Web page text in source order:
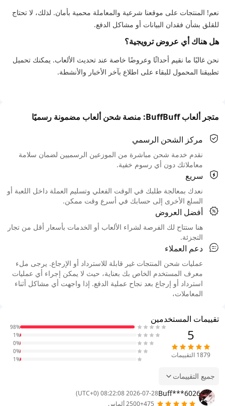
نعم! المنتجات على موقعنا شرعية والمعاملة محمية بأمان. لذلك، لا تحتاج
للقلق بشأن فقدان البيانات أو مشاكل الدفع.
هل هناك أي عروض ترويجية؟
نحن غالبًا ما نقيم أحداثًا وعروضًا خاصة عند تحديث الألعاب. يمكنك تحميل
تطبيقنا المحمول للبقاء على اطلاع بآخر الأخبار والأنشطة.
متجر ألعاب BuffBuff: منصة شحن ألعاب مضمونة رسميًا
مركز الشحن الرسمي
نقدم خدمة شحن مباشرة من الموزعين الرسميين لضمان سلامة
معاملاتك دون أي رسوم خفية.
سريع
نعدك بمعالجة طلبك في الوقت الفعلي وتسليم العملة داخل اللعبة أو
السلع الأخرى إلى حسابك في أسرع وقت ممكن.
أفضل العروض
هنا ستتاح لك الفرصة لشراء الألعاب أو الخدمات بأسعار أقل من تجار
التجزئة.
دعم العملاء
عمليات شحن المنتجات غير قابلة للاسترداد أو الإرجاع. يرجى ملء
معرف المستخدم الخاص بك بعناية، حيث لا يمكن إجراء أي عمليات
استرداد أو إرجاع بعد نجاح عملية الدفع. إذا واجهت أي مشاكل أثناء
المعاملات،
تقييمات المستخدمين
5
1879 التقييمات
98%
1%
0%
0%
1%
جميع التقييمات
Buff***6026
2026-07-28 08:22:08 (UTC+0)
2500+475 ألماس